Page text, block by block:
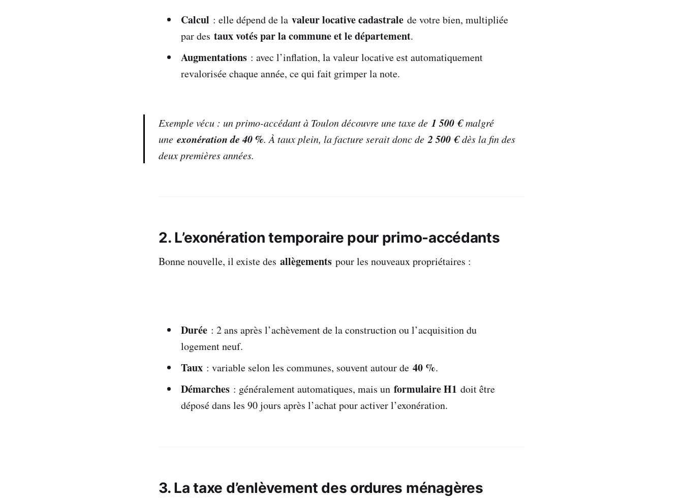
Calcul : elle dépend de la valeur locative cadastrale de votre bien, multipliée
par des taux votés par la commune et le département.
Augmentations : avec l’inflation, la valeur locative est automatiquement
revalorisée chaque année, ce qui fait grimper la note.
Exemple vécu : un primo-accédant à Toulon découvre une taxe de 1 500 €malgré
une exonération de 40 %. À taux plein, la facture serait donc de 2 500 €dès la fin des
deux premières années.
2. L’exonération temporaire pour primo-accédants
Bonne nouvelle, il existe des allègements pour les nouveaux propriétaires :
Durée : 2 ans après l’achèvement de la construction ou l’acquisition du
logement neuf.
Taux : variable selon les communes, souvent autour de 40 %.
Démarches : généralement automatiques, mais un formulaire H1 doit être
déposé dans les 90 jours après l’achat pour activer l’exonération.
3. La taxe d’enlèvement des ordures ménagères